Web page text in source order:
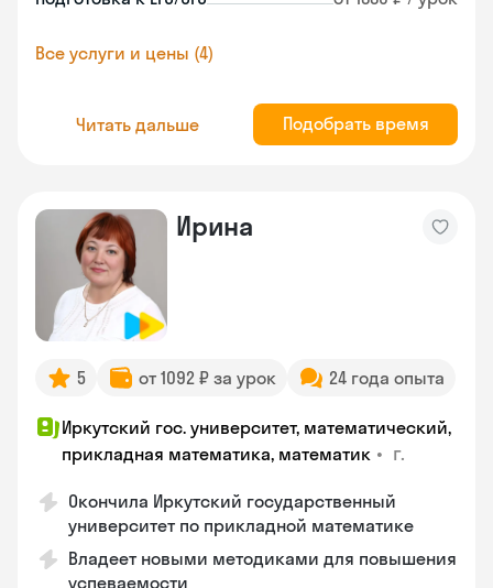
Все услуги и цены (4)
Читать дальше Подобрать время
Ирина
5 от 1092 ₽ за урок 24 года опыта
Иркутский гос. университет, математический,
прикладная математика, математик • г.
Окончила Иркутский государственный
университет по прикладной математике
Владеет новыми методиками для повышения
успеваемости